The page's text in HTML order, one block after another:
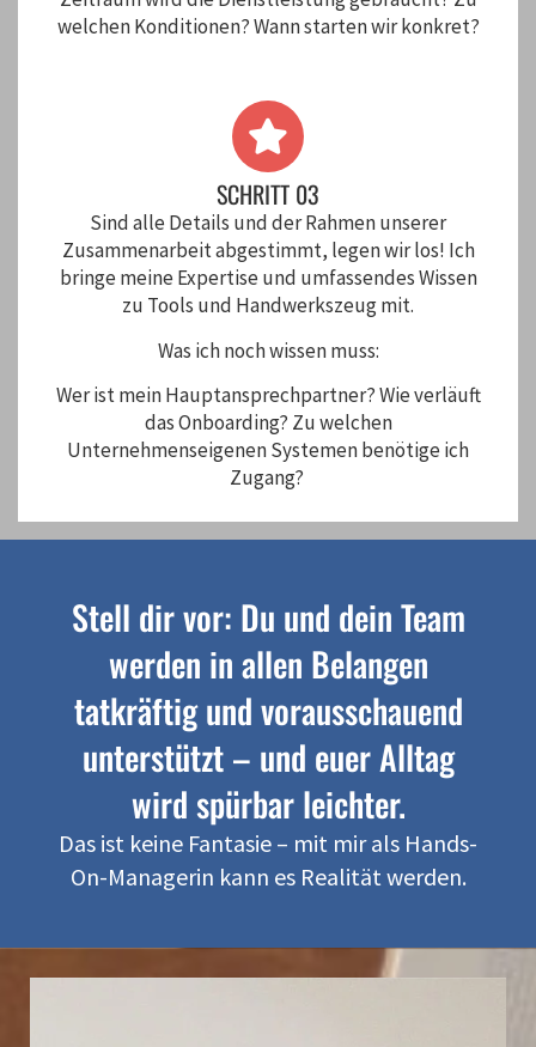
welchen Konditionen? Wann starten wir konkret?
SCHRITT 03
Sind alle Details und der Rahmen unserer
Zusammenarbeit abgestimmt, legen wir los! Ich
bringe meine Expertise und umfassendes Wissen
zu Tools und Handwerkszeug mit.
Was ich noch wissen muss:
Wer ist mein Hauptansprechpartner? Wie verläuft
das Onboarding? Zu welchen
Unternehmenseigenen Systemen benötige ich
Zugang?
Stell dir vor: Du und dein Team
werden in allen Belangen
tatkräftig und vorausschauend
unterstützt – und euer Alltag
wird spürbar leichter.
Das ist keine Fantasie – mit mir als Hands-
On-Managerin kann es Realität werden.